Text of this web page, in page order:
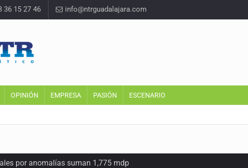
36 15 27 46 info@ntrguadalajara.com
OPINIÓN EMPRESA PASIÓN ESCENARIO
por anomalías suman 1,775 mdp